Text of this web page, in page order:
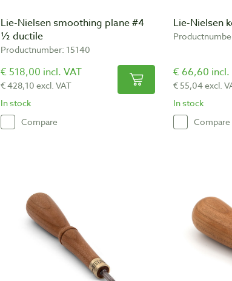
Lie-Nielsen smoothing plane #4
½ ductile
Productnumber: 15140
€ 518,00 incl. VAT
€ 428,10 excl. VAT
In stock
Compare
Lie-Nielsen
€ 66,60 incl.
€ 55,04 excl.
In stock
Compare